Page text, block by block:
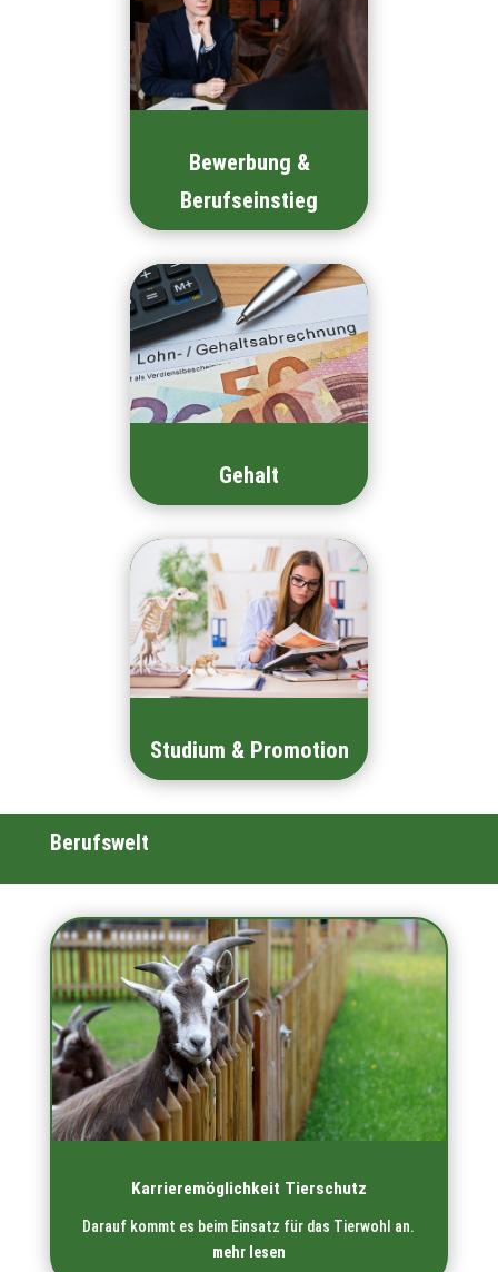
Bewerbung &
Berufseinstieg
Gehalt
Studium & Promotion
Berufswelt
Karrieremöglichkeit Tierschutz
Darauf kommt es beim Einsatz für das Tierwohl an.
mehr lesen